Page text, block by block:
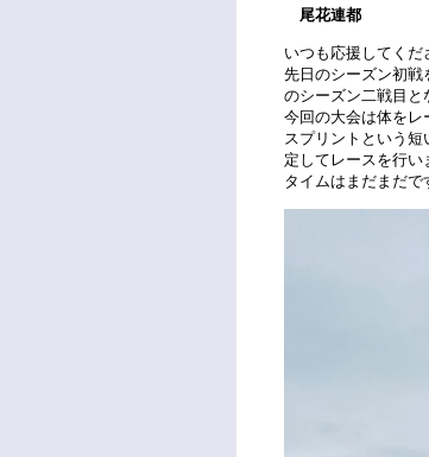
尾花連都
いつも応援してくだ
先日のシーズン初戦
のシーズン二戦目と
今回の大会は体をレ
スプリントという
定してレースを行い
タイムはまだまだで